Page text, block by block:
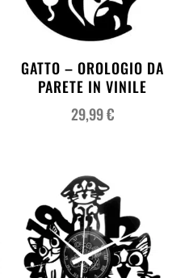
GATTO – OROLOGIO DA
PARETE IN VINILE
29,99€